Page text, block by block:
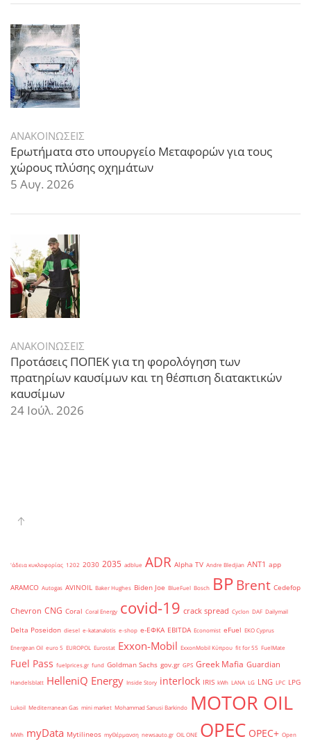
ΑΝΑΚΟΙΝΩΣΕΙΣ
Ερωτήματα στο υπουργείο Μεταφορών για τους
χώρους πλύσης οχημάτων
5 Αυγ. 2026
ΑΝΑΚΟΙΝΩΣΕΙΣ
Προτάσεις ΠΟΠΕΚ για τη φορολόγηση των
πρατηρίων καυσίμων και τη θέσπιση διατακτικών
καυσίμων
24 Ιούλ. 2026
'άδεια κυκλοφορίας 1202 2030 2035 adblue ADR Alpha TV Andre Bledjian ANT1 app
ARAMCO Autogas AVINOIL Baker Hughes Biden Joe BlueFuel Bosch BPBrent Cedefop
Chevron CNG Coral Coral Energy covid-19 crack spread Cyclon DAF Dailymail
Delta Poseidon diesel e-katanalotis e-shop e-ΕΦΚΑ EBITDA Economist eFuel EKO Cyprus
Energean Oil euro 5 EUROPOL Eurostat Exxon-Mobil ExxonMobil Κύπρου fit for 55 FuelMate
Fuel Pass fuelprices.gr fund Goldman Sachs gov.gr GPS Greek Mafia Guardian
Handelsblatt HelleniQ Energy Inside Story interlock IRIS kWh LANA LG LNG LPC LPG
Lukoil Mediterranean Gas mini market Mohammad Sanusi Barkindo MOTOR OIL
MWh myData Mytilineos myΘέρμανση newsauto.gr OIL ONE OPEC OPEC+ Open